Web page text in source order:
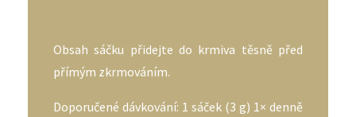
Obsah sáčku přidejte do krmiva těsně před
přímým zkrmováním.
Doporučené dávkování: 1 sáček (3 g) 1× denně